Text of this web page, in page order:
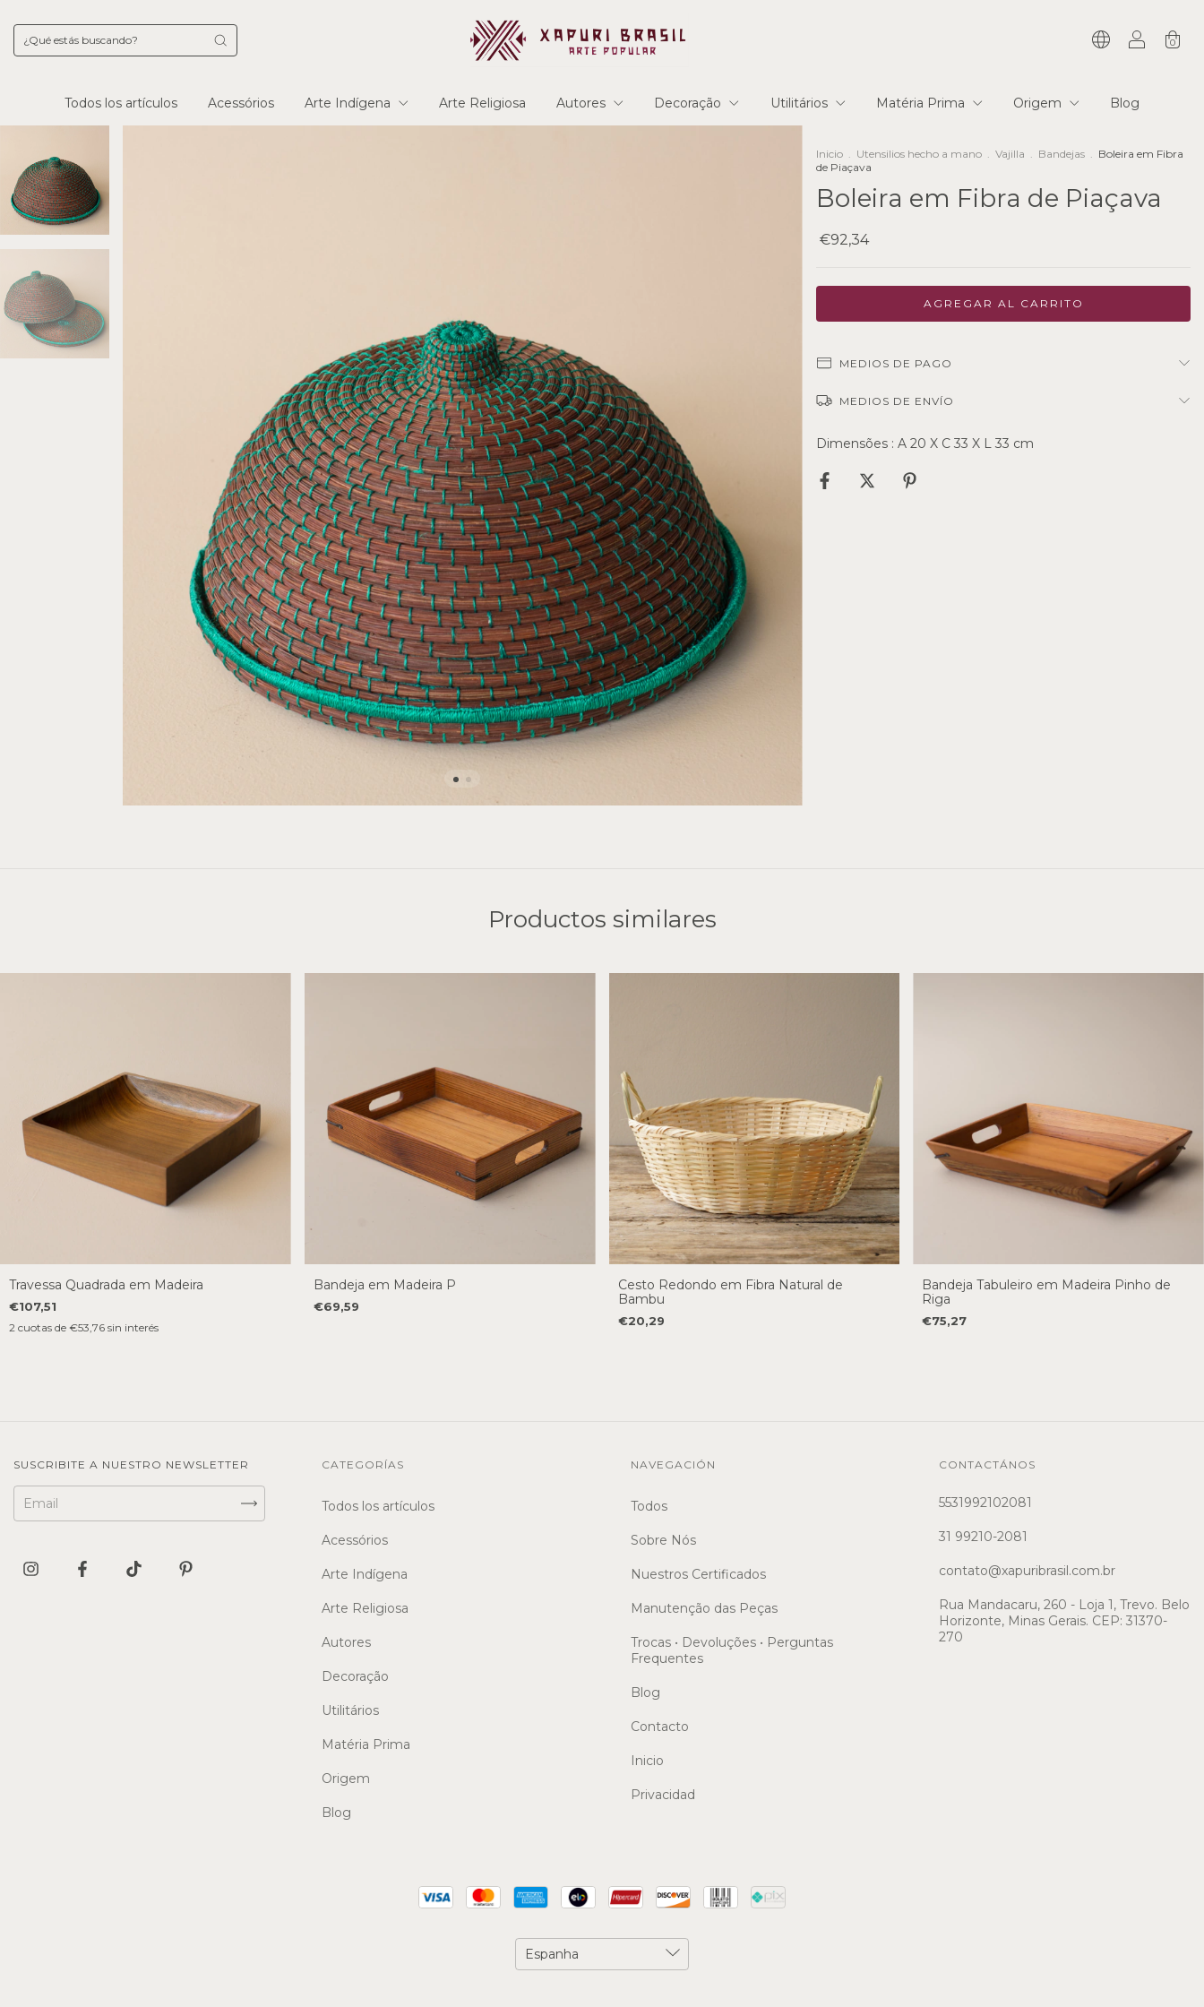
0
Todos los artículos Acessórios Arte Indígena Arte Religiosa Autores Decoração Utilitários Matéria Prima Origem Blog
Inicio . Utensilios hecho a mano . Vajilla . Bandejas . Boleira em Fibra
de Piaçava
Boleira em Fibra de Piaçava
€92,34
MEDIOS DE PAGO
MEDIOS DE ENVÍO
Dimensões : A 20 X C 33 X L 33 cm
Productos similares
Travessa Quadrada em Madeira
€107,51
2 cuotas de €53,76 sin interés
Bandeja em Madeira P
€69,59
Cesto Redondo em Fibra Natural de
Bambu
€20,29
Bandeja Tabuleiro em Madeira Pinho de
Riga
€75,27
SUSCRIBITE A NUESTRO NEWSLETTER CATEGORÍAS
Todos los artículos
Acessórios
Arte Indígena
Arte Religiosa
Autores
Decoração
Utilitários
Matéria Prima
Origem
Blog
NAVEGACIÓN
Todos
Sobre Nós
Nuestros Certificados
Manutenção das Peças
Trocas • Devoluções • Perguntas
Frequentes
Blog
Contacto
Inicio
Privacidad
CONTACTÁNOS
5531992102081
31 99210-2081
contato@xapuribrasil.com.br
Rua Mandacaru, 260 - Loja 1, Trevo. Belo
Horizonte, Minas Gerais. CEP: 31370-
270